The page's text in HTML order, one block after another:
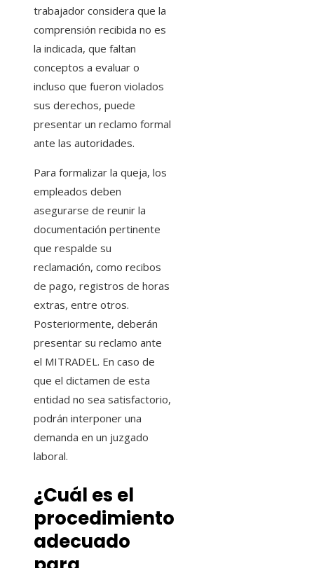
trabajador considera que la
comprensión recibida no es
la indicada, que faltan
conceptos a evaluar o
incluso que fueron violados
sus derechos, puede
presentar un reclamo formal
ante las autoridades.
Para formalizar la queja, los
empleados deben
asegurarse de reunir la
documentación pertinente
que respalde su
reclamación, como recibos
de pago, registros de horas
extras, entre otros.
Posteriormente, deberán
presentar su reclamo ante
el MITRADEL. En caso de
que el dictamen de esta
entidad no sea satisfactorio,
podrán interponer una
demanda en un juzgado
laboral.
¿Cuál es el
procedimiento
adecuado